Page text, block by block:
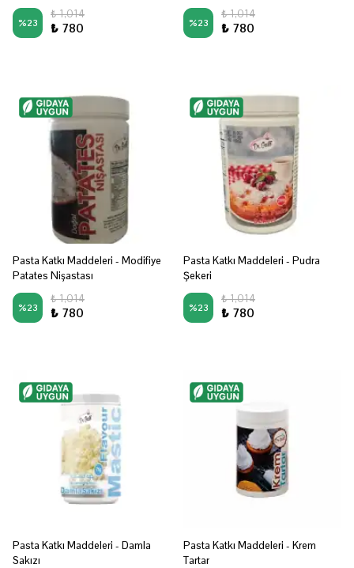
%23
₺ 1,014
₺ 780 %23
₺ 1,014
₺ 780
Pasta Katkı Maddeleri - Modifiye
Patates Nişastası
%23
₺ 1,014
₺ 780
Pasta Katkı Maddeleri - Pudra
Şekeri
%23
₺ 1,014
₺ 780
Pasta Katkı Maddeleri - Damla
Sakızı
Pasta Katkı Maddeleri - Krem
Tartar